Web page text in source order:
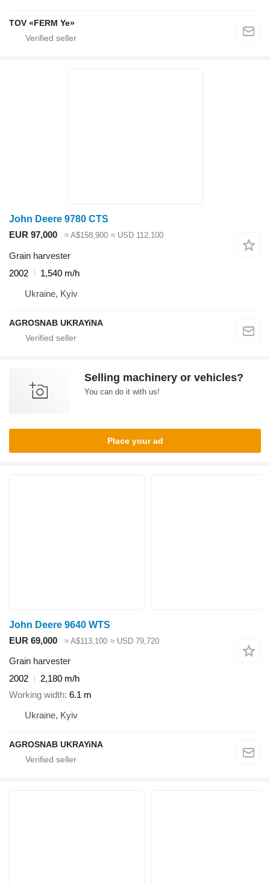
TOV «FERM Ye»
John Deere 9780 CTS
EUR 97,000
≈ A$158,900 ≈ USD 112,100
Grain harvester
2002
1,540 m/h
Ukraine, Kyiv
AGROSNAB UKRAYiNA
Selling machinery or vehicles?
You can do it with us!
Place your ad
John Deere 9640 WTS
EUR 69,000
≈ A$113,100 ≈ USD 79,720
Grain harvester
2002
2,180 m/h
Working width 6.1 m
Ukraine, Kyiv
AGROSNAB UKRAYiNA